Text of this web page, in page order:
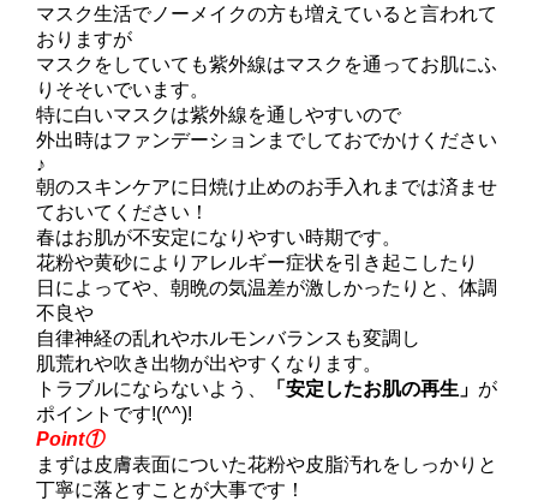
マスク生活でノーメイクの方も増えていると言われて
おりますが
マスクをしていても紫外線はマスクを通ってお肌にふ
りそそいでいます。
特に白いマスクは紫外線を通しやすいので
外出時はファンデーションまでしておでかけください
♪
朝のスキンケアに日焼け止めのお手入れまでは済ませ
ておいてください！
春はお肌が不安定になりやすい時期です。
花粉や黄砂によりアレルギー症状を引き起こしたり
日によってや、朝晩の気温差が激しかったりと、体調
不良や
自律神経の乱れやホルモンバランスも変調し
肌荒れや吹き出物が出やすくなります。
トラブルにならないよう、
「安定したお肌の再生」 が
ポイントです!(^^)!
Point①
まずは皮膚表面についた花粉や皮脂汚れをしっかりと
丁寧に落とすことが大事です！